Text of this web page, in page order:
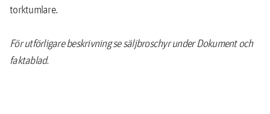
torktumlare.
För utförligare beskrivning se säljbroschyr under Dokument och
faktablad.